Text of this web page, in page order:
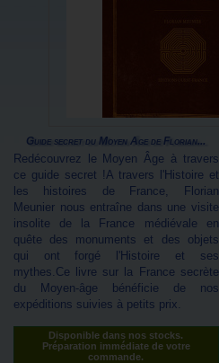
Guide secret du Moyen Âge de Florian...
Redécouvrez le Moyen Âge à travers
ce guide secret !A travers l'Histoire et
les histoires de France, Florian
Meunier nous entraîne dans une visite
insolite de la France médiévale en
quête des monuments et des objets
qui ont forgé l'Histoire et ses
mythes.Ce livre sur la France secrète
du Moyen-âge bénéficie de nos
expéditions suivies à petits prix.
Disponible dans nos stocks.
Préparation immédiate de votre
commande.